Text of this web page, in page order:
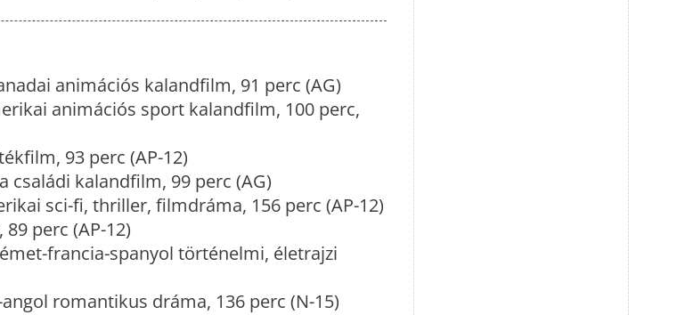
animációs kalandfilm, 91 perc (AG)
animációs sport kalandfilm, 100 perc,
93 perc (AP-12)
kalandfilm, 99 perc (AG)
sci-fi, thriller, filmdráma, 156 perc (AP-12)
perc (AP-12)
francia-spanyol történelmi, életrajzi
romantikus dráma, 136 perc (N-15)